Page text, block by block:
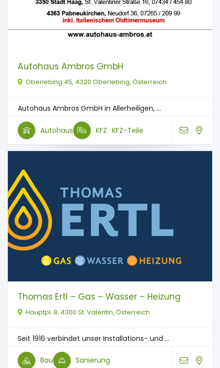
Autohaus Ambros GmbH
Oberlebing 45, 4320 Oberlebing, Österreich
Autohaus Ambros GmbH in Allerheiligen, ...
Autohaus KFZ KFZ-Teile
Thomas Ertl – Gas – Wasser – Heizung
Hauptpl. 8, 4300 St. Valentin, Österreich
Seit 1916 verbindet unser Installations- und ...
Bau Sanierung